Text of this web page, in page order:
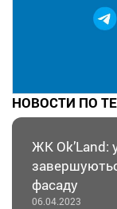
НОВОСТИ ПО
ЖК Ok’Land:
фасаду
06.04.2023